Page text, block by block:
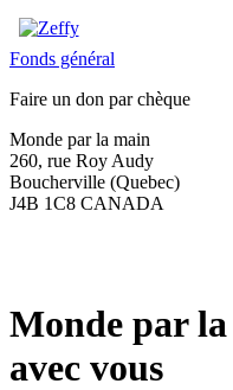
Fonds général
Faire un don par chèque
Monde par la main
260, rue Roy Audy
Boucherville (Quebec)
J4B 1C8 CANADA
Monde par
avec vous